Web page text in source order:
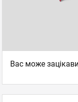
м. Вишневе,
просп. Правди,
Вас може